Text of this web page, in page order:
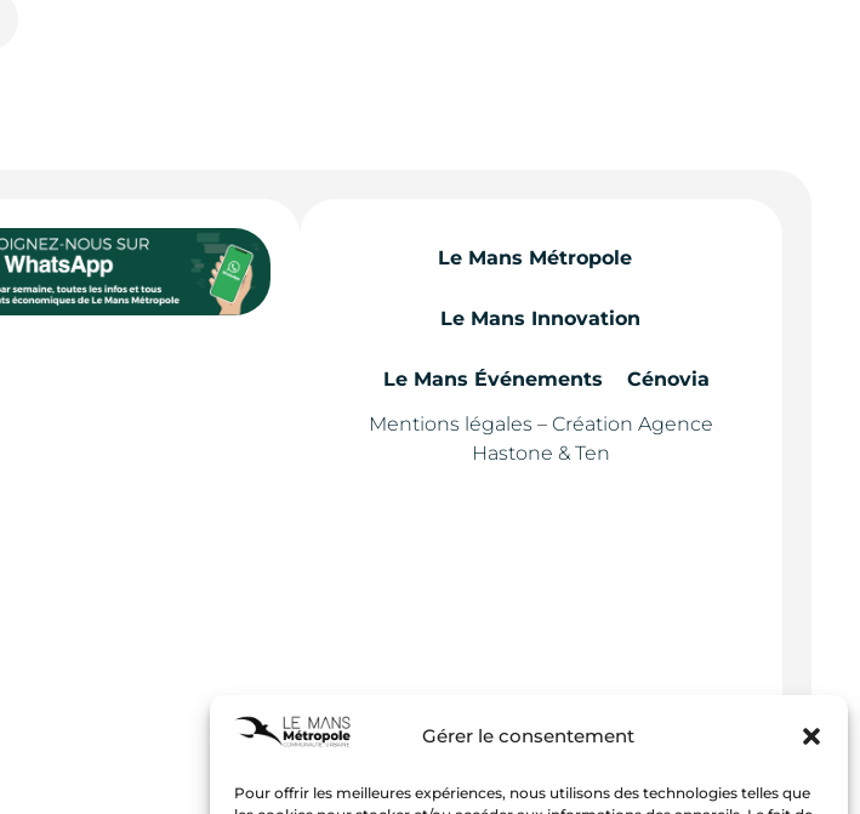
Gérer le consentement
Pour offrir les meilleures expériences, nous utilisons des technologies telles que
Le Mans Métropole
Le Mans Innovation
Le Mans Événements
Cénovia
Mentions légales – Création Agence
Hastone & Ten